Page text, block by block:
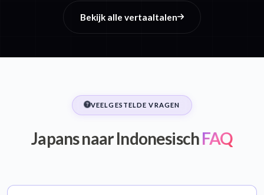
Bekijk alle vertaaltalen
VEELGESTELDE VRAGEN
Japans naar IndonesischFAQ